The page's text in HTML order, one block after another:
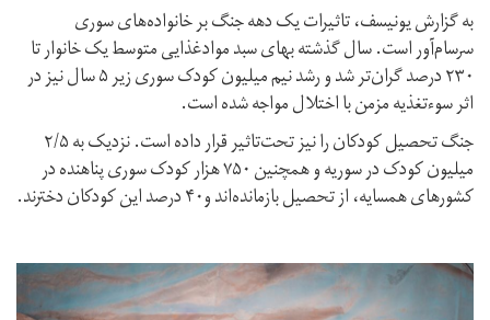
به گزارش یونیسف، تاثیرات یک دهه جنگ بر خانواده‌های سوری
سرسام‌آور است. سال گذشته بهای سبد موادغذایی متوسط یک خانوار تا
۲۳۰ درصد گران‌تر شد و رشد نیم میلیون کودک سوری زیر ۵ سال نیز در
اثر سوءتغذیه مزمن با اختلال مواجه شده است.
جنگ تحصیل کودکان را نیز تحت‌تاثیر قرار داده است. نزدیک به ۲/۵
میلیون کودک در سوریه و همچنین ۷۵۰ هزار کودک سوری پناهنده در
کشورهای همسایه، از تحصیل بازمانده‌اند و۴۰ درصد این کودکان دخترند.